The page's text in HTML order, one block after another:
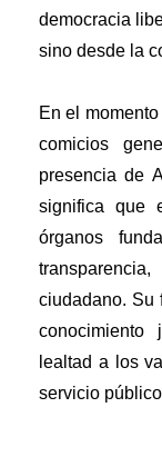
democracia
sino desde la
En el
comicios
presencia de
significa que
órganos
ciudadano. Su
conocimiento
lealtad a los
servicio